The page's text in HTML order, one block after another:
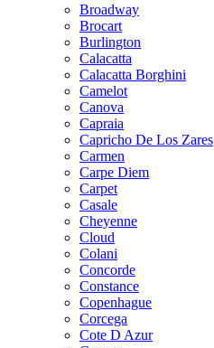
Broadway
Brocart
Burlington
Calacatta
Calacatta Borghini
Camelot
Canova
Capraia
Capricho De Los Zares
Carmen
Carpe Diem
Carpet
Casale
Cheyenne
Cloud
Colani
Concorde
Constance
Copenhague
Corcega
Cote D Azur